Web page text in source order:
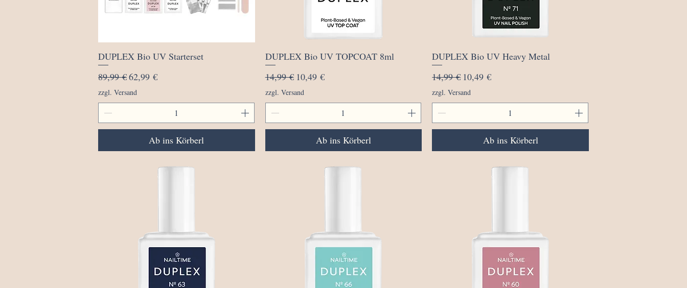
Schnellansicht
DUPLEX Bio UV Starterset
Standardpreis
89,99 €Sale-Preis
62,99 €
zzgl. Versand
Ab ins Körberl
Schnellansicht
DUPLEX Bio UV TOPCOAT 8ml
Standardpreis
14,99 € Sale-Preis
10,49 €
zzgl. Versand
Ab ins Körberl
Schnellansicht
DUPLEX Bio UV Heavy Metal
Standardpreis
14,99 € Sale-Preis
10,49 €
zzgl. Versand
Ab ins Körberl